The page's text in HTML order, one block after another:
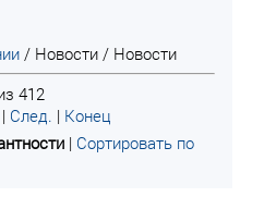
/ Новости / Новости
412
| След. | Конец
| Сортировать по